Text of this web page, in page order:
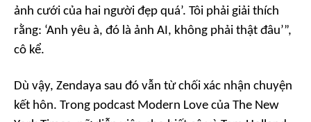
ảnh cưới của hai người đẹp quá’. Tôi phải giải thích
rằng: ‘Anh yêu à, đó là ảnh AI, không phải thật đâu’”,
cô kể.
Dù vậy, Zendaya sau đó vẫn từ chối xác nhận chuyện
kết hôn. Trong podcast Modern Love của The New